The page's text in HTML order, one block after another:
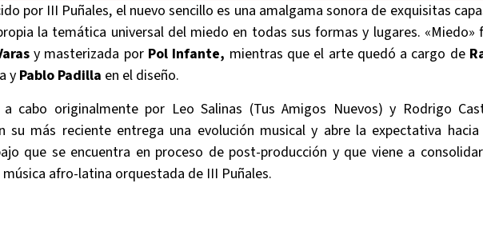
por III Puñales, el nuevo sencillo es una amalgama sonora de exquisitas
la temática universal del miedo en todas sus formas y lugares. «Miedo»
y masterizada por Pol Infante, mientras que el arte quedó a cargo de
yPablo Padilla en el diseño.
cabo originalmente por Leo Salinas (Tus Amigos Nuevos) y Rodrigo
su más reciente entrega una evolución musical y abre la expectativa hacia
que se encuentra en proceso de post-producción y que viene a
afro-latina orquestada de III Puñales.